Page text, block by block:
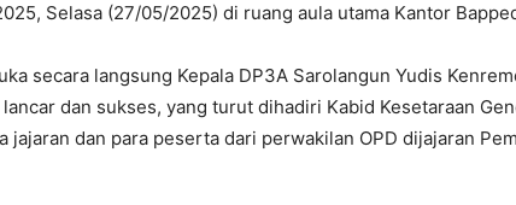
Selasa (27/05/2025) di ruang aula utama Kantor
secara langsung Kepala DP3A Sarolangun Yudis
dan sukses, yang turut dihadiri Kabid Kesetaraan
jajaran dan para peserta dari perwakilan OPD dijajaran